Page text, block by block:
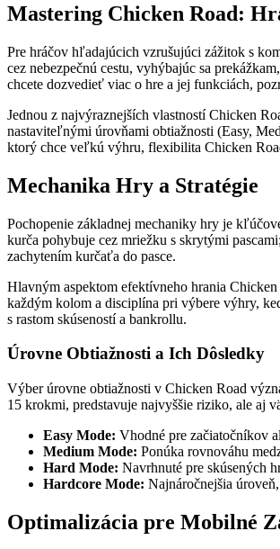
Mastering Chicken Road:
Pre hráčov hľadajúcich vzrušujúci zážitok s
cez nebezpečnú cestu, vyhýbajúc sa
chcete dozvedieť viac o hre a jej funkciách,
Jednou z najvýraznejších vlastností Chicken
nastaviteľnými úrovňami obtiažnosti (Easy,
ktorý chce veľkú výhru, flexibilita Chicken
Mechanika Hry a Stratégie
Pochopenie základnej mechaniky hry je
kurča pohybuje cez mriežku s skrytými
zachytením kurčaťa do pasce.
Hlavným aspektom efektívneho hrania
každým kolom a disciplína pri výbere výhry,
s rastom skúseností a bankrollu.
Úrovne Obtiažnosti a Ich Dôsledky
Výber úrovne obtiažnosti v Chicken Road
15 krokmi, predstavuje najvyššie riziko, ale aj
Easy Mode: Vhodné pre začiatočníkov
Medium Mode: Ponúka rovnováhu
Hard Mode: Navrhnuté pre skúsených
Hardcore Mode: Najnáročnejšia
Optimalizácia pre Mobilné